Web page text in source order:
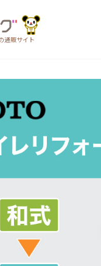
通販サイト